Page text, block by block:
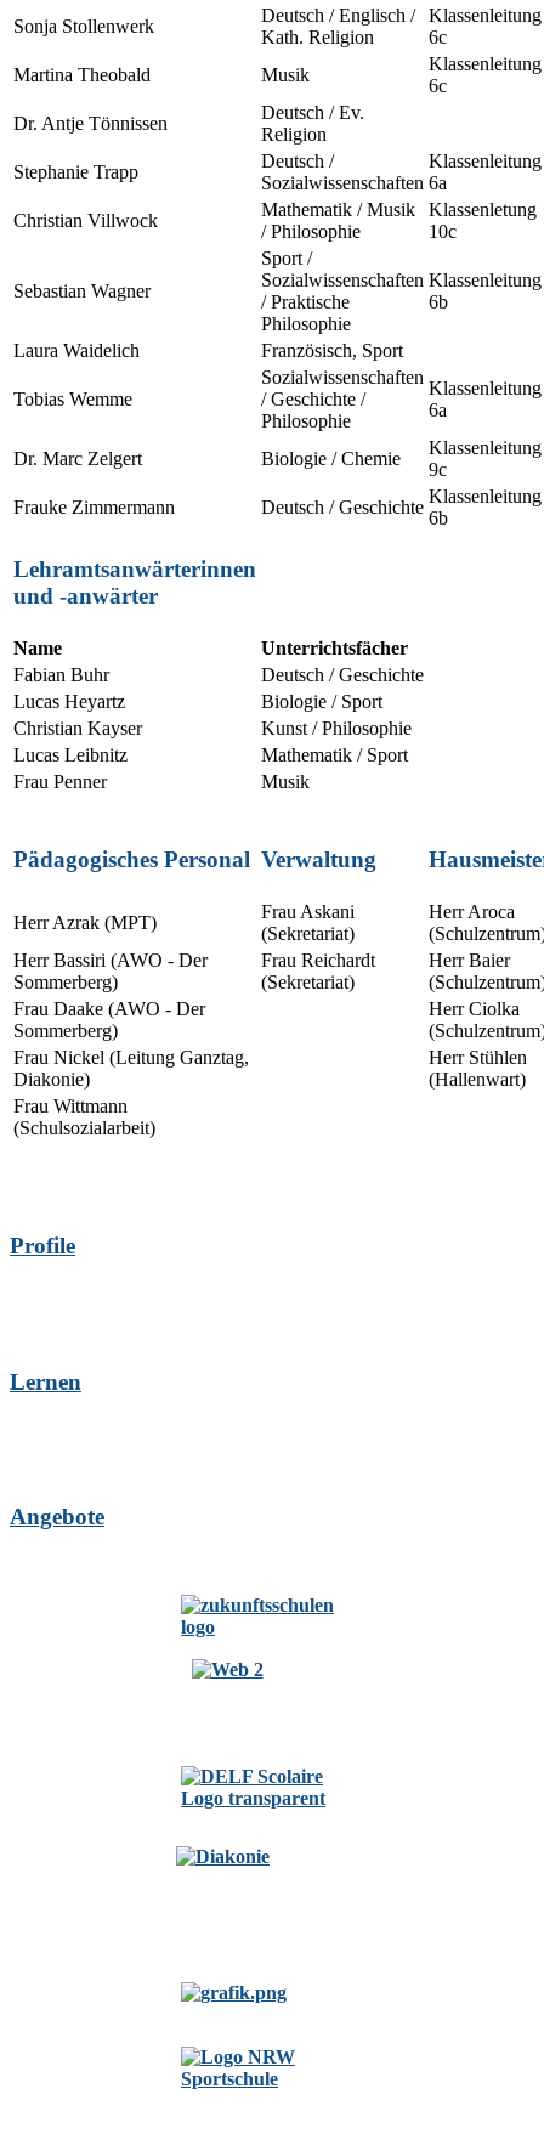
Sonja Stollenwerk
Deutsch / Englisch /
Kath. Religion
Klassenleitung
6c
Martina Theobald
Musik
Klassenleitung
6c
Dr. Antje Tönnissen
Deutsch / Ev.
Religion
Stephanie Trapp
Deutsch /
Sozialwissenschaften
Klassenleitung
6a
Christian Villwock
Mathematik / Musik
/ Philosophie
Klassenletung
10c
Sebastian Wagner
Sport /
Sozialwissenschaften
/ Praktische
Philosophie
Klassenleitung
6b
Laura Waidelich Französisch, Sport
Tobias Wemme
Sozialwissenschaften
/ Geschichte /
Philosophie
Klassenleitung
6a
Dr. Marc Zelgert Biologie / Chemie
Klassenleitung
9c
Frauke Zimmermann
Deutsch / Geschichte
Klassenleitung
6b
Lehramtsanwärterinnen
und -anwärter
Name
Unterrichtsfächer
Fabian Buhr
Deutsch / Geschichte
Lucas Heyartz
Biologie / Sport
Christian Kayser
Kunst / Philosophie
Lucas Leibnitz
Mathematik / Sport
Frau Penner
Musik
Pädagogisches Personal Verwaltung
Herr Azrak (MPT)
Frau Askani
(Sekretariat)
Herr Aroca
Herr Bassiri (AWO - Der
Sommerberg)
Frau Reichardt
(Sekretariat)
Herr Baier
Frau Daake (AWO - Der
Sommerberg)
Herr Ciolka
Frau Nickel (Leitung Ganztag,
Diakonie)
Herr Stühlen
(Hallenwart)
Frau Wittmann
(Schulsozialarbeit)
Profile
Lernen
Angebote